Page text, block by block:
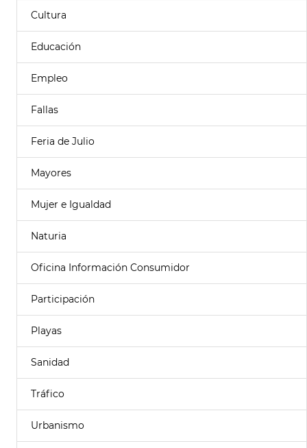
Cultura
Educación
Empleo
Fallas
Feria de Julio
Mayores
Mujer e Igualdad
Naturia
Oficina Información Consumidor
Participación
Playas
Sanidad
Tráfico
Urbanismo